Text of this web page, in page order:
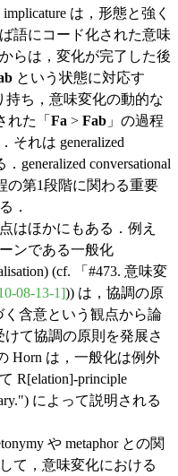
は，形態と強く
語にコード化された意味
らは，変化が完了した後
という状態に対応す
持ち，意味変化の動的な
れた「 Fa > Fab 」の過程
それは generalized
generalized conversational
の第1段階に関わる重要
．
はほかにもある．例え
ンである一般化
(cf. 「#473. 意味変
08-13-1])) は，協調の原
く含意という観点から論
けて協調の原則を発展さ
Horn は，一般化は例外
R[elation]-principle
によって説明される
や metaphor との関
て，意味変化における